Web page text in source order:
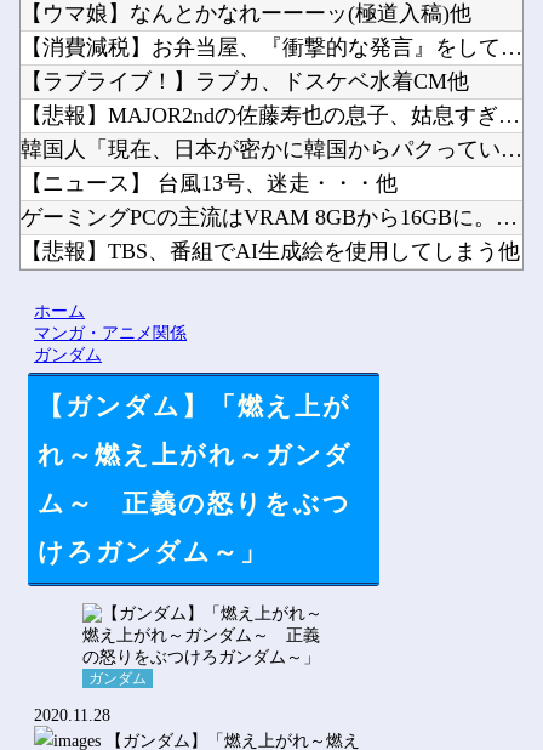
【ウマ娘】なんとかなれーーーッ(極道入稿)他
【消費減税】お弁当屋、『衝撃的な発言』をしてしまう・・・・・...
【ラブライブ！】ラブカ、ドスケベ水着CM他
【悲報】MAJOR2ndの佐藤寿也の息子、姑息すぎてしまい炎...
韓国人「現在、日本が密かに韓国からパクっているものがこちら…...
【ニュース】 台風13号、迷走・・・他
ゲーミングPCの主流はVRAM 8GBから16GBに。Ste...
【悲報】TBS、番組でAI生成絵を使用してしまう他
Powered by livedoor 相互RSS
ホーム
マンガ・アニメ関係
ガンダム
【ガンダム】「燃え上が
れ～燃え上がれ～ガンダ
ム～ 正義の怒りをぶつ
けろガンダム～」
ガンダム
2020.11.28